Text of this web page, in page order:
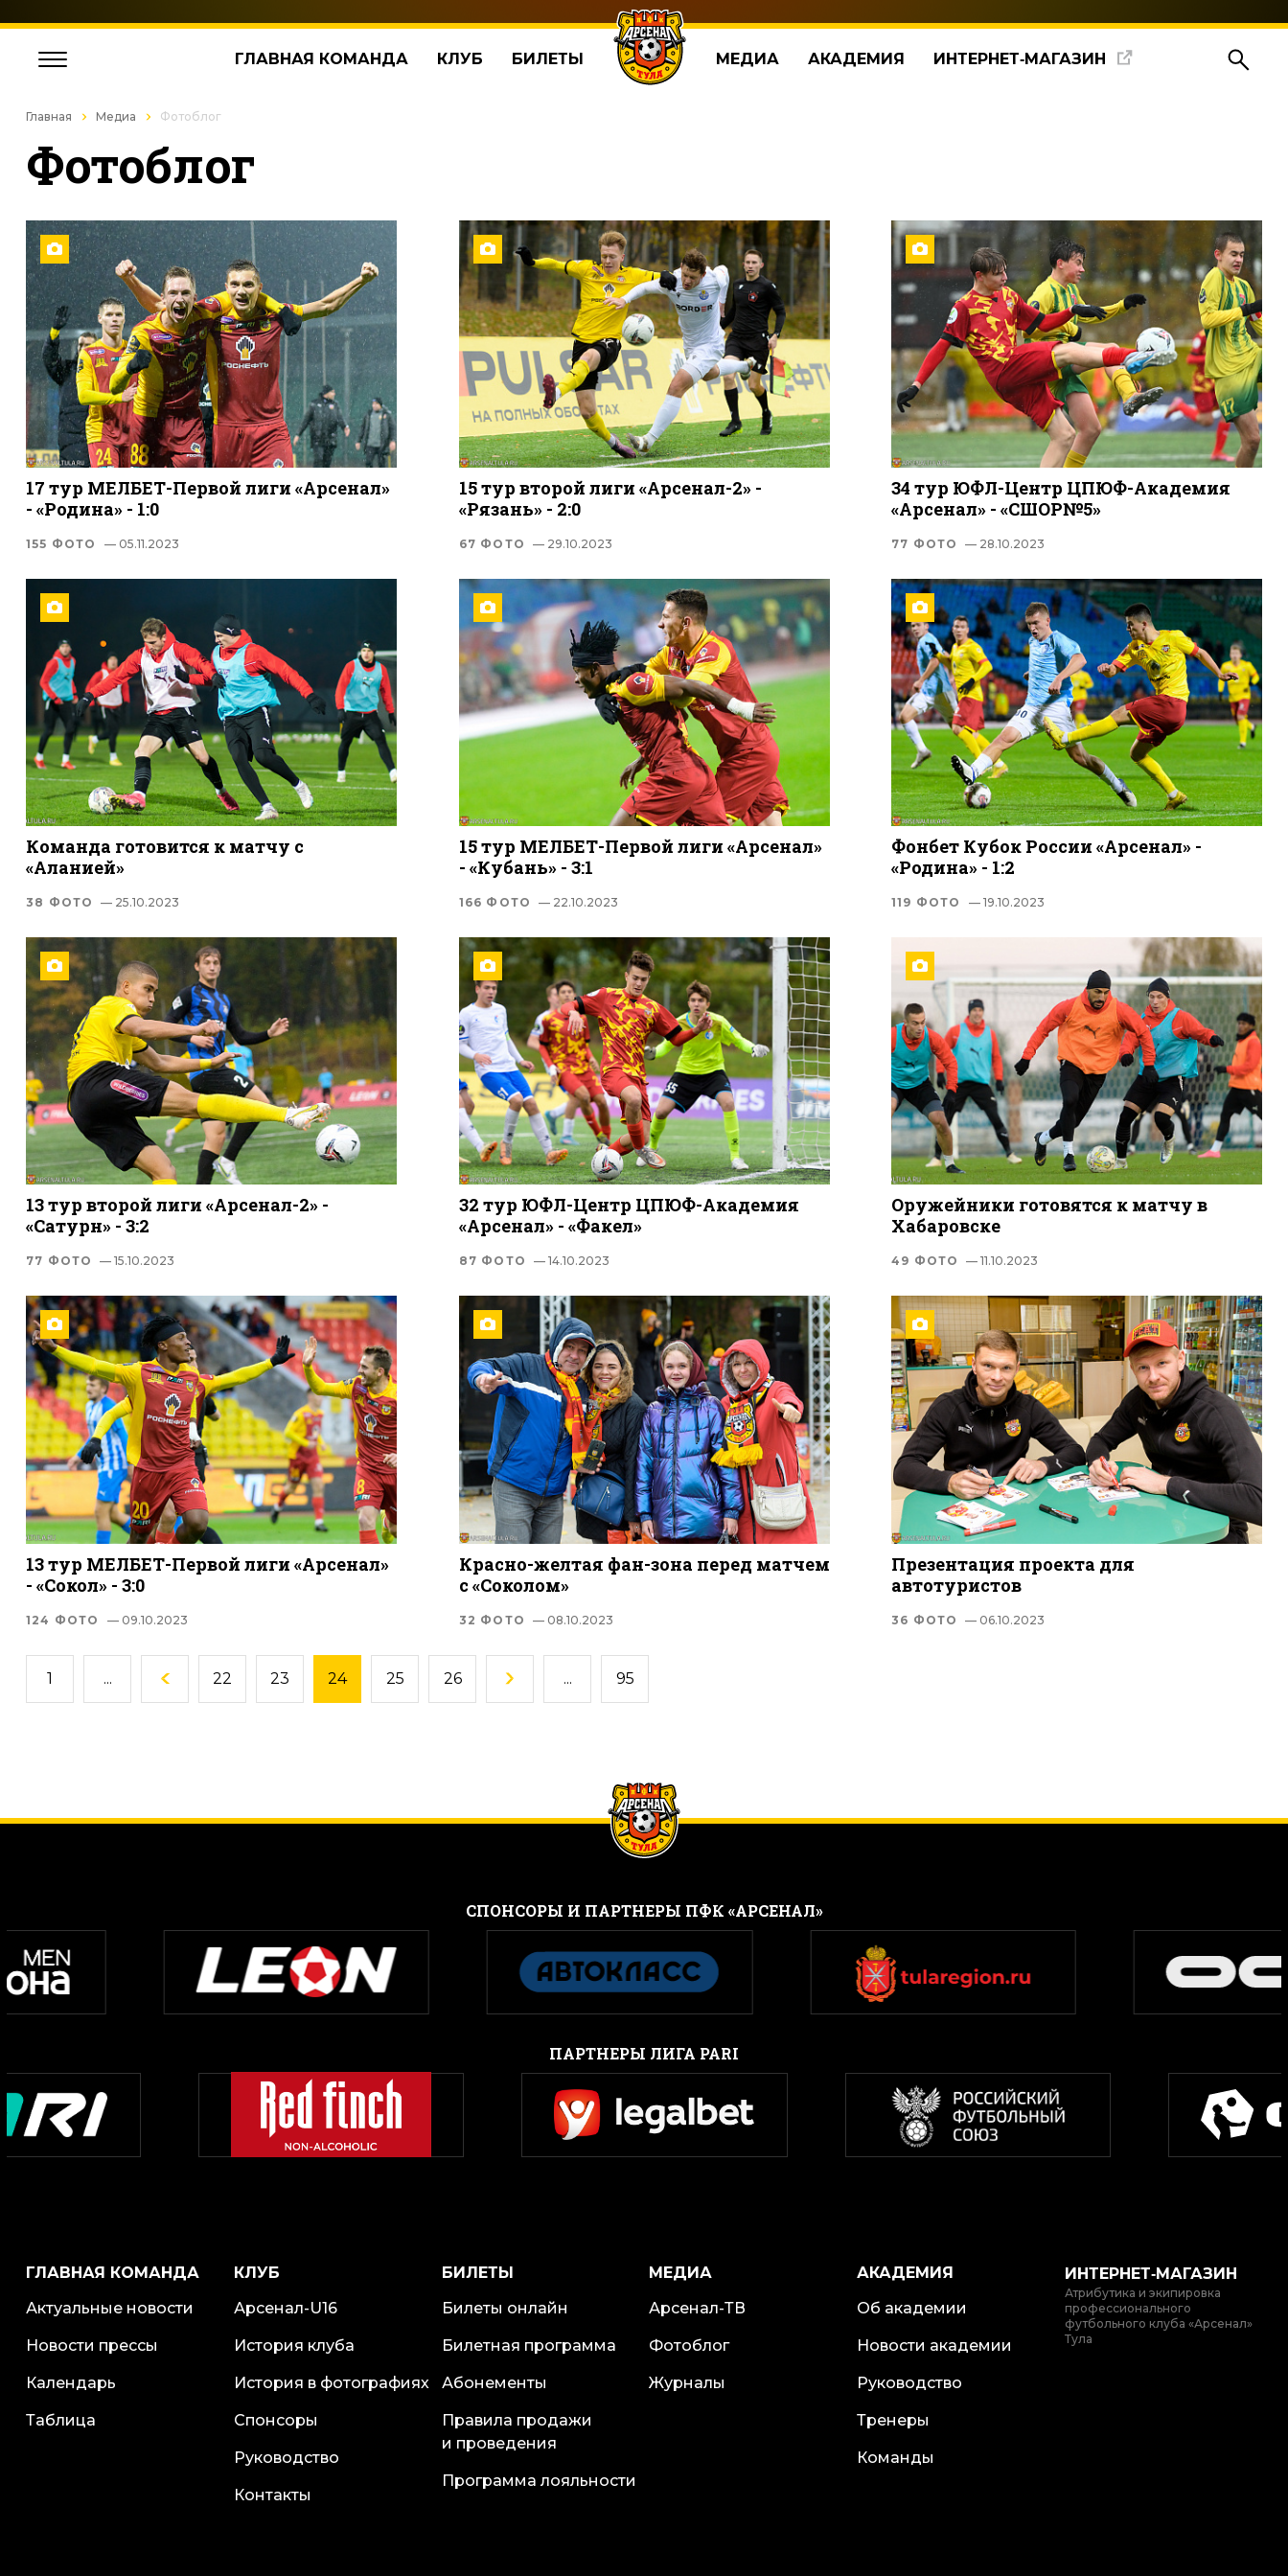
ГЛАВНАЯ КОМАНДА КЛУБ БИЛЕТЫ МЕДИА АКАДЕМИЯ ИНТЕРНЕТ‑МАГАЗИН
Главная Медиа Фотоблог
Фотоблог
17 тур МЕЛБЕТ-Первой лиги «Арсенал»
- «Родина» - 1:0
155 ФОТО — 05.11.2023
15 тур второй лиги «Арсенал-2» -
«Рязань» - 2:0
67 ФОТО — 29.10.2023
34 тур ЮФЛ-Центр ЦПЮФ-Академия
«Арсенал» - «СШОР№5»
77 ФОТО — 28.10.2023
Команда готовится к матчу с
«Аланией»
38 ФОТО — 25.10.2023
15 тур МЕЛБЕТ-Первой лиги «Арсенал»
- «Кубань» - 3:1
166 ФОТО — 22.10.2023
Фонбет Кубок России «Арсенал» -
«Родина» - 1:2
119 ФОТО — 19.10.2023
13 тур второй лиги «Арсенал-2» -
«Сатурн» - 3:2
77 ФОТО — 15.10.2023
32 тур ЮФЛ-Центр ЦПЮФ-Академия
«Арсенал» - «Факел»
87 ФОТО — 14.10.2023
Оружейники готовятся к матчу в
Хабаровске
49 ФОТО — 11.10.2023
13 тур МЕЛБЕТ-Первой лиги «Арсенал»
- «Сокол» - 3:0
124 ФОТО — 09.10.2023
Красно-желтая фан-зона перед матчем
с «Соколом»
32 ФОТО — 08.10.2023
Презентация проекта для
автотуристов
36 ФОТО — 06.10.2023
1 ... 22 23 24 25 26 ... 95
CПОНСОРЫ И ПАРТНЕРЫ ПФК «АРСЕНАЛ»
ПАРТНЕРЫ ЛИГА PARI
ГЛАВНАЯ КОМАНДА
Актуальные новости
Новости прессы
Календарь
Таблица
КЛУБ
Арсенал-U16
История клуба
История в фотографиях
Спонсоры
Руководство
Контакты
БИЛЕТЫ
Билеты онлайн
Билетная программа
Абонементы
Правила продажи
и проведения
Программа лояльности
МЕДИА
Арсенал-ТВ
Фотоблог
Журналы
АКАДЕМИЯ
Об академии
Новости академии
Руководство
Тренеры
Команды
ИНТЕРНЕТ‑МАГАЗИН
Атрибутика и экипировка
профессионального
футбольного клуба «Арсенал»
Тула